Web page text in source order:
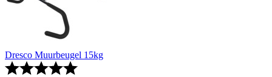
Dresco Muurbeugel 15kg